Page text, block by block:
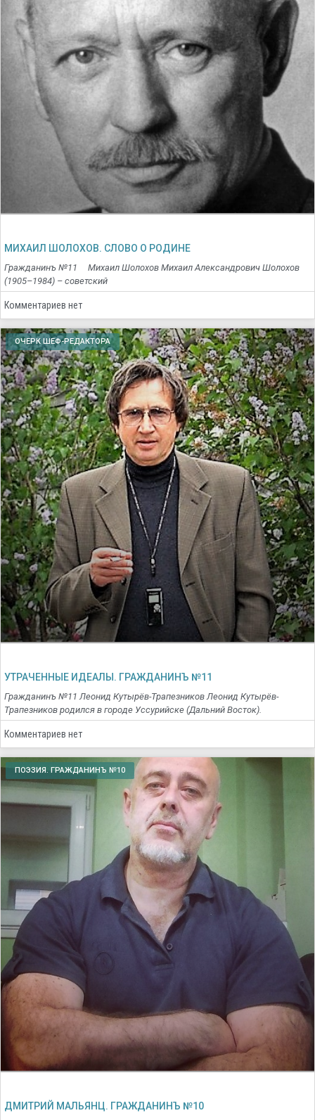
МИХАИЛ ШОЛОХОВ. СЛОВО О РОДИНЕ
Гражданинъ №11 Михаил Шолохов Михаил Александрович Шолохов
(1905–1984) – советский
Комментариев нет
ОЧЕРК ШЕФ-РЕДАКТОРА
УТРАЧЕННЫЕ ИДЕАЛЫ. ГРАЖДАНИНЪ №11
Гражданинъ №11 Леонид Кутырёв-Трапезников Леонид Кутырёв-
Трапезников родился в городе Уссурийске (Дальний Восток).
Комментариев нет
ПОЭЗИЯ. ГРАЖДАНИНЪ №10
ДМИТРИЙ МАЛЬЯНЦ. ГРАЖДАНИНЪ №10